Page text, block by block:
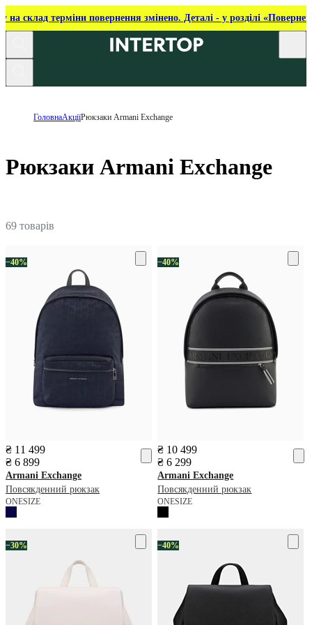
на склад терміни повернення змінено. Деталі - у розділі
ГоловнаАкціїРюкзаки Armani Exchange
Рюкзаки Armani Exchange
69 товарів
−40%
₴ 11 499
₴ 6 899
Armani Exchange
Повсякденний рюкзак
ONESIZE
−40%
₴ 10 499
₴ 6 299
Armani Exchange
Повсякденний рюкзак
ONESIZE
−30% −40%